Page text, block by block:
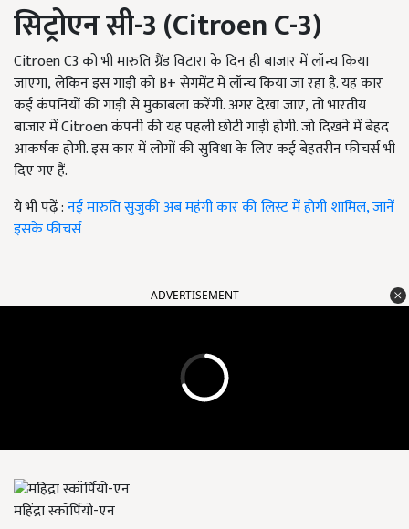
सिट्रोएन सी-3 (Citroen C-3)
Citroen C3 को भी मारुति ग्रैंड विटारा के दिन ही बाजार में लॉन्च किया
जाएगा, लेकिन इस गाड़ी को B+ सेगमेंट में लॉन्च किया जा रहा है. यह कार
कई कंपनियों की गाड़ी से मुकाबला करेंगी. अगर देखा जाए, तो भारतीय
बाजार में Citroen कंपनी की यह पहली छोटी गाड़ी होगी. जो दिखने में बेहद
आकर्षक होगी. इस कार में लोगों की सुविधा के लिए कई बेहतरीन फीचर्स भी
दिए गए हैं.
ये भी पढ़ें :नई मारुति सुजुकी अब महंगी कार की लिस्ट में होगी शामिल, जानें
इसके फीचर्स
ADVERTISEMENT
महिंद्रा स्कॉर्पियो-एन